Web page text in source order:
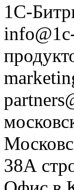
1С-
38А